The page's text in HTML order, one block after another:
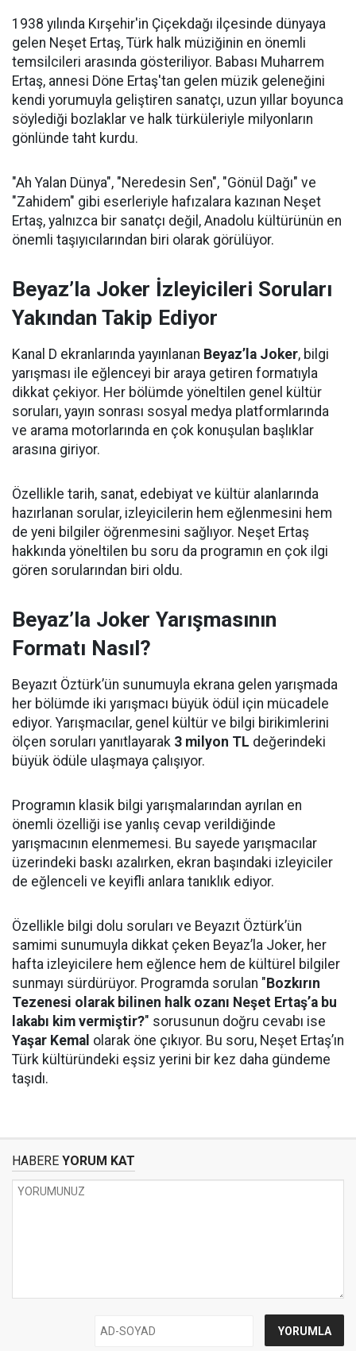
1938 yılında Kırşehir'in Çiçekdağı ilçesinde dünyaya
gelen Neşet Ertaş, Türk halk müziğinin en önemli
temsilcileri arasında gösteriliyor. Babası Muharrem
Ertaş, annesi Döne Ertaş'tan gelen müzik geleneğini
kendi yorumuyla geliştiren sanatçı, uzun yıllar boyunca
söylediği bozlaklar ve halk türküleriyle milyonların
gönlünde taht kurdu.
"Ah Yalan Dünya", "Neredesin Sen", "Gönül Dağı" ve
"Zahidem" gibi eserleriyle hafızalara kazınan Neşet
Ertaş, yalnızca bir sanatçı değil, Anadolu kültürünün en
önemli taşıyıcılarından biri olarak görülüyor.
Beyaz’la Joker İzleyicileri Soruları
Yakından Takip Ediyor
Kanal D ekranlarında yayınlanan Beyaz’la Joker, bilgi
yarışması ile eğlenceyi bir araya getiren formatıyla
dikkat çekiyor. Her bölümde yöneltilen genel kültür
soruları, yayın sonrası sosyal medya platformlarında
ve arama motorlarında en çok konuşulan başlıklar
arasına giriyor.
Özellikle tarih, sanat, edebiyat ve kültür alanlarında
hazırlanan sorular, izleyicilerin hem eğlenmesini hem
de yeni bilgiler öğrenmesini sağlıyor. Neşet Ertaş
hakkında yöneltilen bu soru da programın en çok ilgi
gören sorularından biri oldu.
Beyaz’la Joker Yarışmasının
Formatı Nasıl?
Beyazıt Öztürk’ün sunumuyla ekrana gelen yarışmada
her bölümde iki yarışmacı büyük ödül için mücadele
ediyor. Yarışmacılar, genel kültür ve bilgi birikimlerini
ölçen soruları yanıtlayarak 3 milyon TL değerindeki
büyük ödüle ulaşmaya çalışıyor.
Programın klasik bilgi yarışmalarından ayrılan en
önemli özelliği ise yanlış cevap verildiğinde
yarışmacının elenmemesi. Bu sayede yarışmacılar
üzerindeki baskı azalırken, ekran başındaki izleyiciler
de eğlenceli ve keyifli anlara tanıklık ediyor.
Özellikle bilgi dolu soruları ve Beyazıt Öztürk’ün
samimi sunumuyla dikkat çeken Beyaz’la Joker, her
hafta izleyicilere hem eğlence hem de kültürel bilgiler
sunmayı sürdürüyor. Programda sorulan " Bozkırın
Tezenesi olarak bilinen halk ozanı Neşet Ertaş’a bu
lakabı kim vermiştir?" sorusunun doğru cevabı ise
Yaşar Kemal olarak öne çıkıyor. Bu soru, Neşet Ertaş’ın
Türk kültüründeki eşsiz yerini bir kez daha gündeme
taşıdı.
HABERE YORUM KAT